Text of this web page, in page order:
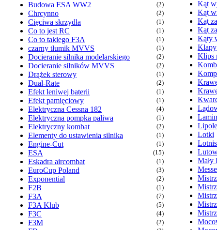
Budowa ESA WW2 (2)
Chrcynno (2)
Cięciwa skrzydła (1)
Co to jest RC (1)
Co to takiego F3A (1)
czarny tłumik MVVS (1)
Docieranie silnika modelarskiego (2)
Docieranie silników MVVS (2)
Drążek sterowy (1)
Dual-Rate (2)
Efekt leniwej baterii (1)
Efekt pamięciowy (1)
Elektryczna Cessna 182 (4)
Elektryczna pompka paliwa (1)
Elektryczny kombat (2)
Elementy do ustawienia silnika (1)
Engine-Cut (1)
ESA (15)
Eskadra aircombat (1)
EuroCup Poland (3)
Exponential (2)
F2B (1)
F3A (7)
F3A Klub (5)
F3C (4)
F3M (2)
Kąt
Kąt
Kąt
Kąt
Kąty
Klapy
Klips
Lipole
Lotki
Mały